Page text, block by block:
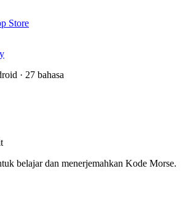
Store
· 27 bahasa
belajar dan menerjemahkan Kode Morse.